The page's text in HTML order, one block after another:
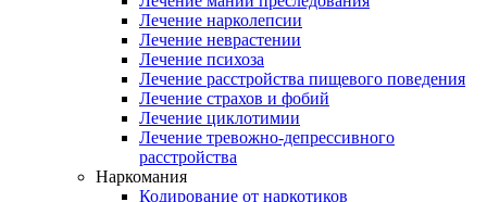
Лечение нарколепсии
Лечение неврастении
Лечение психоза
Лечение расстройства пищевого поведения
Лечение страхов и фобий
Лечение циклотимии
Лечение тревожно-депрессивного
расстройства
Наркомания
Кодирование от наркотиков